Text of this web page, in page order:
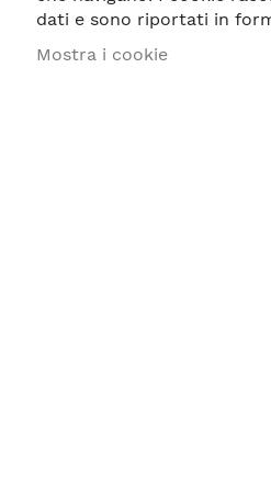
Riepilogo
dati e sono riportati in
Mostra i cookie